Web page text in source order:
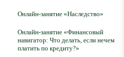
Онлайн-занятие «Наследство»
Онлайн-занятие «Финансовый
навигатор: Что делать, если нечем
платить по кредиту?»